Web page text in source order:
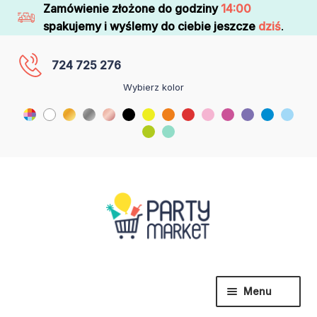
Zamówienie złożone do godziny 14:00
spakujemy i wyślemy do ciebie jeszcze dziś.
724 725 276
Wybierz kolor
Menu